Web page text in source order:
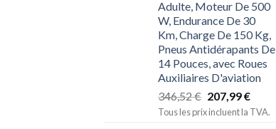
Adulte, Moteur De 500
W, Endurance De 30
Km, Charge De 150 Kg,
Pneus Antidérapants De
14 Pouces, avec Roues
Auxiliaires D'aviation
346,52€ 207,99€
Tous les prix incluent la TVA.